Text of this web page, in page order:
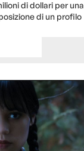
di dollari per una
di un profilo